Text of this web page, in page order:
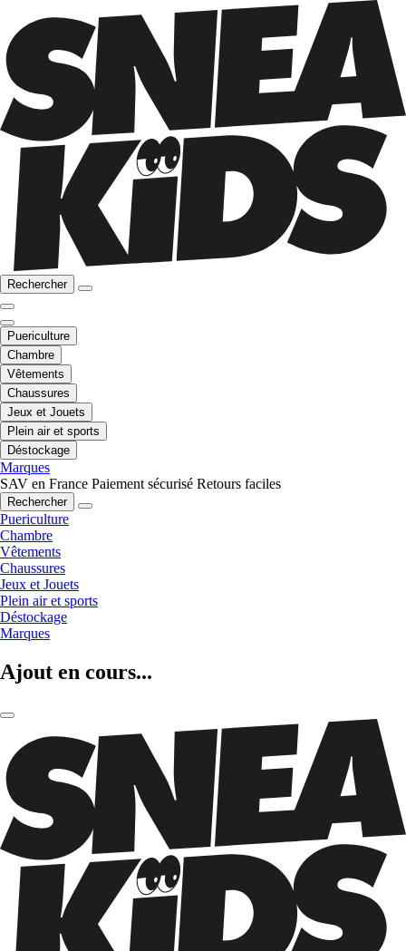
Rechercher
Puericulture
Chambre
Vêtements
Chaussures
Jeux et Jouets
Plein air et sports
Déstockage
Marques
SAV en France Paiement sécurisé Retours faciles
Rechercher
Puericulture
Chambre
Vêtements
Chaussures
Jeux et Jouets
Plein air et sports
Déstockage
Marques
Ajout en cours...